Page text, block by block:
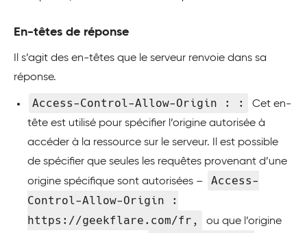
En-têtes de réponse
Il s’agit des en-têtes que le serveur renvoie dans sa
réponse.
Access-Control-Allow-Origin : :
Cet en-
tête est utilisé pour spécifier l’origine autorisée à
accéder à la ressource sur le serveur. Il est possible
de spécifier que seules les requêtes provenant d’une
origine spécifique sont autorisées –
Access-
Control-Allow-Origin :
https://geekflare.com/fr,
ou que l’origine